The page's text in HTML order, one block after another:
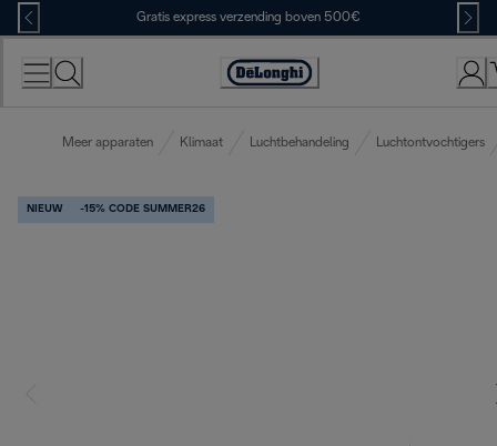
Skip
to
Content
Gratis express verzending boven 500€
Accessibility
Meer apparaten Klimaat Luchtbehandeling Luchtontvochtigers
NIEUW -15% CODE SUMMER26